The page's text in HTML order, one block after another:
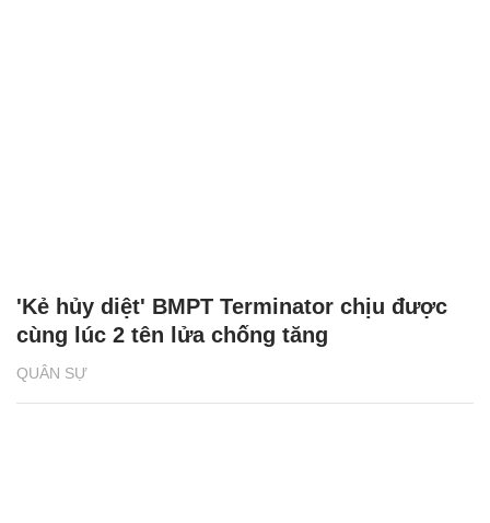
QUÂN SỰ
'Kẻ hủy diệt' BMPT Terminator chịu được
cùng lúc 2 tên lửa chống tăng